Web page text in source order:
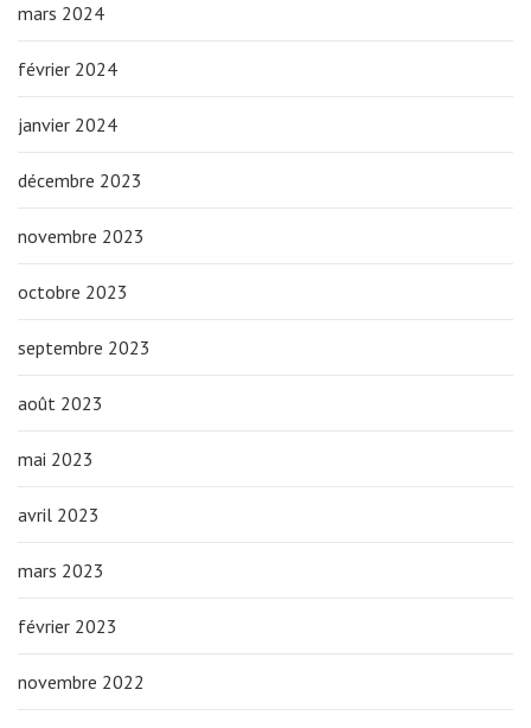
mars 2024
février 2024
janvier 2024
décembre 2023
novembre 2023
octobre 2023
septembre 2023
août 2023
mai 2023
avril 2023
mars 2023
février 2023
novembre 2022